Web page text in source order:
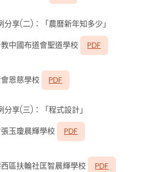
分享(二)：「農曆新年知多少」
中國布道會聖道學校
PDF
恩慈學校 PDF
分享(三)：「程式設計」
玉瓊晨輝學校
PDF
區扶輪社匡智晨輝學校 PDF